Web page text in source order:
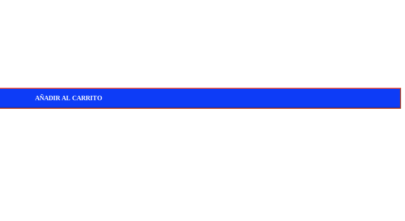
AÑADIR AL CARRITO